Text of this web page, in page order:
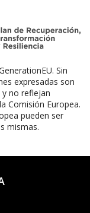
Sin
expresadas son
no reflejan
Comisión Europea.
pueden ser
mismas.